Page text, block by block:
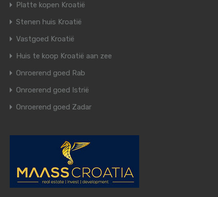
Platte kopen Kroatië
Stenen huis Kroatië
Vastgoed Kroatië
Huis te koop Kroatië aan zee
Onroerend goed Rab
Onroerend goed Istrië
Onroerend goed Zadar